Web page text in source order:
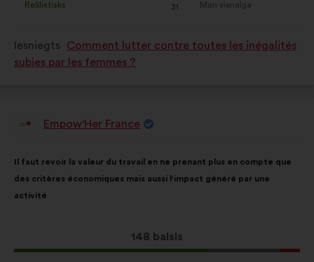
kā:
s)
Reālistisks
: 31
reize(-
kā:
s)
Man vienalga
:reize(-
Iesniegts
Comment lutter contre toutes les inégalités
subies par les femmes ?
PriekšlikumuEmpow'Her France
saturs:
Il faut revoir la valeur du travail en ne prenant plus en compte que
des critères économiques mais aussi l'impact généré par une
activité
Šis
priekšlikums
148 balsis
ir
šāds: